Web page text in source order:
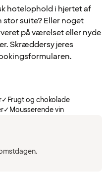
hotelophold i hjertet af
stor suite? Eller noget
på værelset eller nyde
Skræddersy jeres
✓Frugt og chokolade
✓Mousserende vin